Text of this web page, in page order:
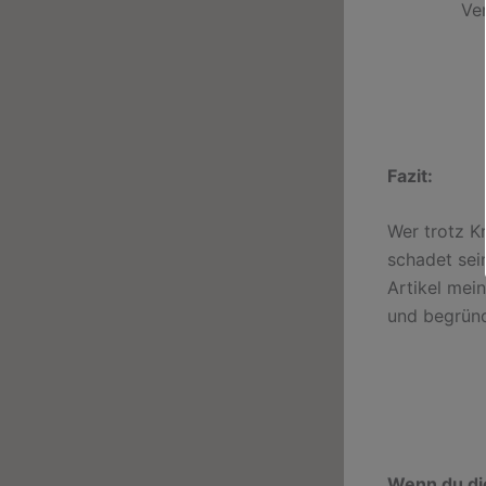
Fazit:
Wer trotz
schadet
Artikel
und